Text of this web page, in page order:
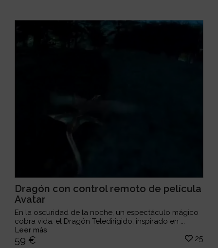
Dragón con control remoto de película
Avatar
En la oscuridad de la noche, un espectáculo mágico
cobra vida: el Dragón Teledirigido, inspirado en ...
Leer más
59 € 25